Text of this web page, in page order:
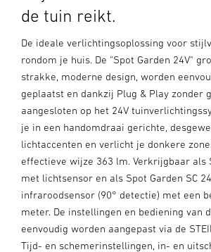
de tuin reikt.
De ideale verlichtingsoplossing voor
rondom je huis. De "Spot Garden 24V"
strakke, moderne design, worden
geplaatst en dankzij Plug & Play zonder
aangesloten op het 24V
je in een handomdraai gerichte,
lichtaccenten en verlicht je donkere
effectieve wijze 363 lm. Verkrijgbaar als
met lichtsensor en als Spot Garden SC
infraroodsensor (90° detectie) met een
meter. De instellingen en bediening van
eenvoudig worden aangepast via de
Tijd- en schemerinstellingen, in- en